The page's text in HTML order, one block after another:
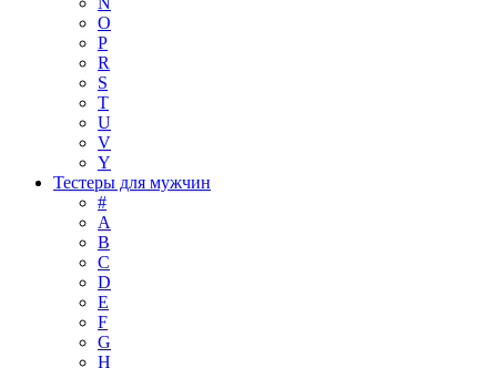
O
P
R
S
T
U
V
Y
Тестеры для мужчин
#
A
B
C
D
E
F
G
H